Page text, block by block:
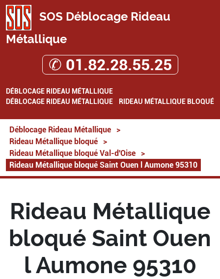
SOS Déblocage Rideau
Métallique
✆ 01.82.28.55.25
DÉBLOCAGE RIDEAU MÉTALLIQUE
DÉBLOCAGE RIDEAU MÉTALLIQUE
RIDEAU MÉTALLIQUE BLOQUÉ
Déblocage Rideau Métallique
>
Rideau Métallique bloqué
>
Rideau Métallique bloqué Val-d'Oise
>
Rideau Métallique bloqué Saint Ouen l Aumone 95310
Rideau Métallique
bloqué Saint Ouen
l Aumone 95310